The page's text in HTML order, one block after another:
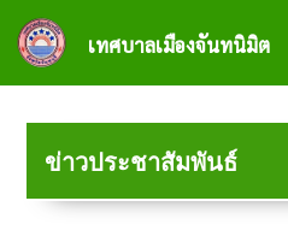
ข้ามไปยังเนื้อหาหลัก
เทศบาลเมืองจันทนิมิต
ข่าวประชาสัมพันธ์